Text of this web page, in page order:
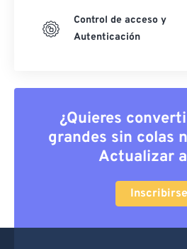
Control de acceso y
Autenticación
¿Quieres
grandes sin colas
Actualizar
Inscribirse